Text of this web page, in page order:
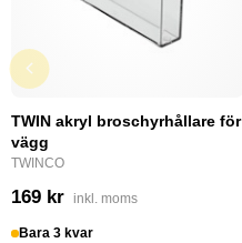
TWIN akryl broschyrhållare för
vägg
TWINCO
169 kr inkl. moms
Bara 3 kvar